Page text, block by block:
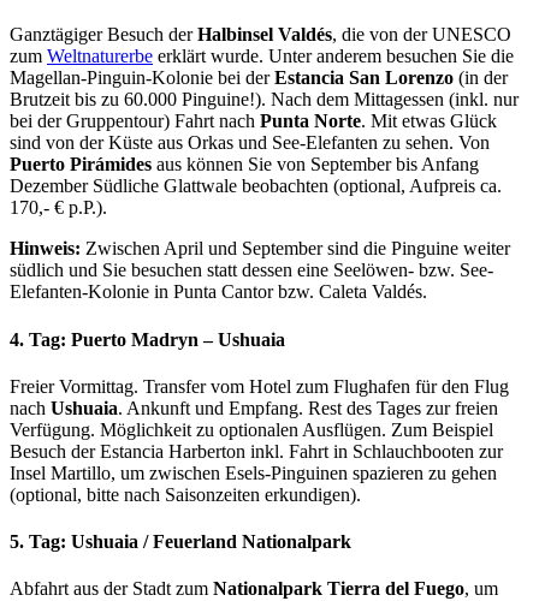
Ganztägiger Besuch derHalbinsel Valdés, die von der UNESCO
zum Weltnaturerbe erklärt wurde. Unter anderem besuchen Sie die
Magellan-Pinguin-Kolonie bei derEstancia San Lorenzo (in der
Brutzeit bis zu 60.000 Pinguine!). Nach dem Mittagessen (inkl. nur
bei der Gruppentour) Fahrt nach Punta Norte. Mit etwas Glück
sind von der Küste aus Orkas und See-Elefanten zu sehen. Von
Puerto Pirámides aus können Sie von September bis Anfang
Dezember Südliche Glattwale beobachten (optional, Aufpreis ca.
170,- € p.P.).
Hinweis: Zwischen April und September sind die Pinguine weiter
südlich und Sie besuchen statt dessen eine Seelöwen- bzw. See-
Elefanten-Kolonie in Punta Cantor bzw. Caleta Valdés.
4. Tag: Puerto Madryn – Ushuaia
Freier Vormittag. Transfer vom Hotel zum Flughafen für den Flug
nach Ushuaia. Ankunft und Empfang. Rest des Tages zur freien
Verfügung. Möglichkeit zu optionalen Ausflügen. Zum Beispiel
Besuch der Estancia Harberton inkl. Fahrt in Schlauchbooten zur
Insel Martillo, um zwischen Esels-Pinguinen spazieren zu gehen
(optional, bitte nach Saisonzeiten erkundigen).
5. Tag: Ushuaia / Feuerland Nationalpark
Abfahrt aus der Stadt zum Nationalpark Tierra del Fuego, um